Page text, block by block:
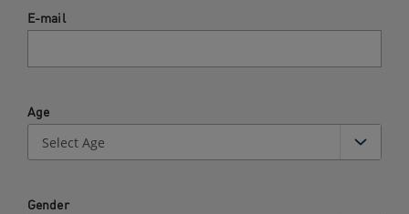
E-mail
Age
Gender